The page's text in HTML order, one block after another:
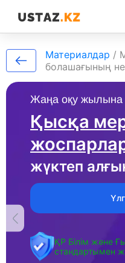
Жаңа оқу жылына
Қысқа
жүктеп
ҚР Білім және
стандартымен
Материалдар /
болашағының